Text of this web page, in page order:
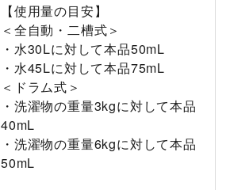
【使用量の目安】
＜全自動・二槽式＞
・水30Lに対して本品50mL
・水45Lに対して本品75mL
＜ドラム式＞
・洗濯物の重量3kgに対して本品
40mL
・洗濯物の重量6kgに対して本品
50mL